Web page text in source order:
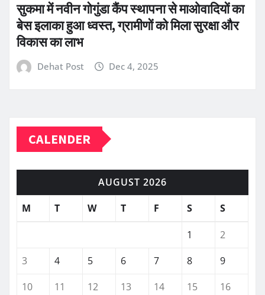
सुकमा में नवीन गोगुंडा कैंप स्थापना से माओवादियों का
बेस इलाका हुआ ध्वस्त, ग्रामीणों को मिला सुरक्षा और
विकास का लाभ
Dehat Post Dec 4, 2025
CALENDER
AUGUST 2026
M
T W T F S S
1
2
3
4 5 6 7 8
9
10
11 12 13 14 15
16